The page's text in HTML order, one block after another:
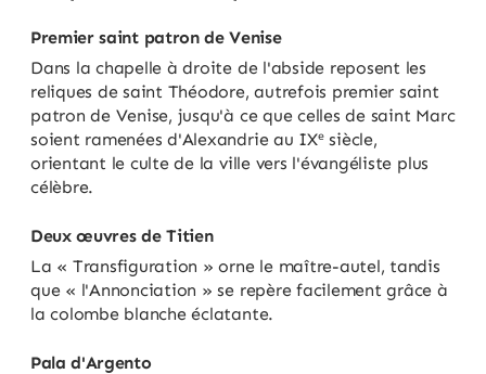
Premier saint patron de Venise
Dans la chapelle à droite de l'abside reposent les
reliques de saint Théodore, autrefois premier saint
patron de Venise, jusqu'à ce que celles de saint Marc
soient ramenées d'Alexandrie au IXᵉ siècle,
orientant le culte de la ville vers l'évangéliste plus
célèbre.
Deux œuvres de Titien
La « Transfiguration » orne le maître-autel, tandis
que « l'Annonciation » se repère facilement grâce à
la colombe blanche éclatante.
Pala d'Argento